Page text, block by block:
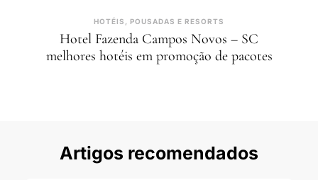
HOTÉIS, POUSADAS E RESORTS
Hotel Fazenda Campos Novos – SC
melhores hotéis em promoção de pacotes
Artigos recomendados